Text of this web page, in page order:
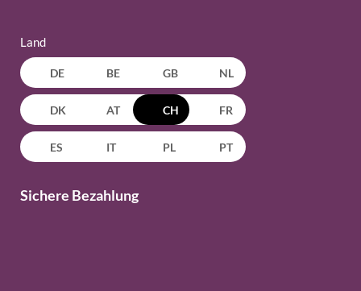
Land
DE BE GB NL
DK AT CH FR
ES IT PL PT
Sichere Bezahlung